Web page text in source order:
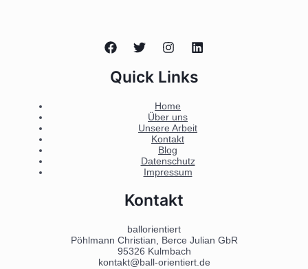
Quick Links
Home
Über uns
Unsere Arbeit
Kontakt
Blog
Datenschutz
Impressum
Kontakt
ballorientiert
Pöhlmann Christian, Berce Julian GbR
95326 Kulmbach
kontakt@ball-orientiert.de